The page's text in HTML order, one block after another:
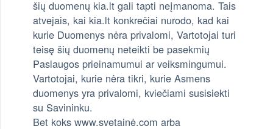
šių duomenų kia.lt gali tapti neįmanoma. Tais
atvejais, kai kia.lt konkrečiai nurodo, kad kai
kurie Duomenys nėra privalomi, Vartotojai turi
teisę šių duomenų neteikti be pasekmių
Paslaugos prieinamumui ar veiksmingumui.
Vartotojai, kurie nėra tikri, kurie Asmens
duomenys yra privalomi, kviečiami susisiekti
su Savininku.
Bet koks www.svetainė.com arba